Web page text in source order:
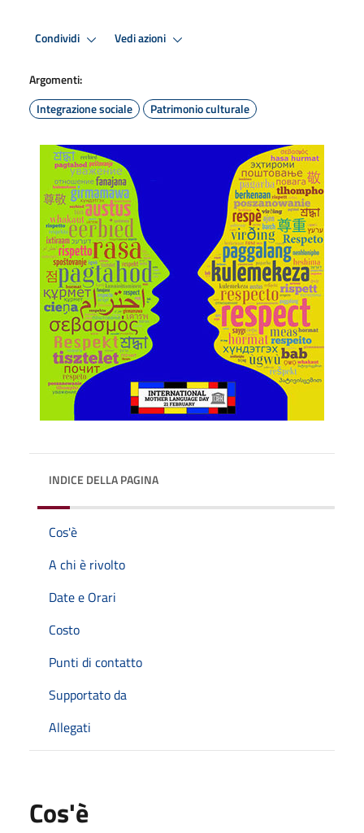
Condividi Vedi azioni
Argomenti:
Integrazione sociale
Patrimonio culturale
INDICE DELLA PAGINA
Cos'è
A chi è rivolto
Date e Orari
Costo
Punti di contatto
Supportato da
Allegati
Cos'è